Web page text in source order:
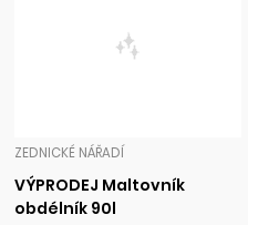
ZEDNICKÉ NÁŘADÍ
VÝPRODEJ Maltovník
obdélník 90l